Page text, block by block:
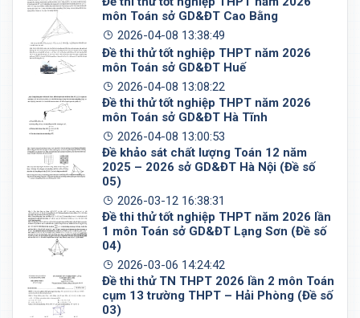
môn Toán sở GD&ĐT Cao Bằng
2026-04-08 13:38:49
Đề thi thử tốt nghiệp THPT năm 2026
môn Toán sở GD&ĐT Huế
2026-04-08 13:08:22
Đề thi thử tốt nghiệp THPT năm 2026
môn Toán sở GD&ĐT Hà Tĩnh
2026-04-08 13:00:53
Đề khảo sát chất lượng Toán 12 năm
2025 – 2026 sở GD&ĐT Hà Nội (Đề số
05)
2026-03-12 16:38:31
Đề thi thử tốt nghiệp THPT năm 2026 lần
1 môn Toán sở GD&ĐT Lạng Sơn (Đề số
04)
2026-03-06 14:24:42
Đề thi thử TN THPT 2026 lần 2 môn Toán
cụm 13 trường THPT – Hải Phòng (Đề số
03)